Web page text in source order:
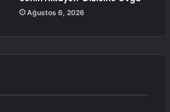
Ağustos 6, 2026